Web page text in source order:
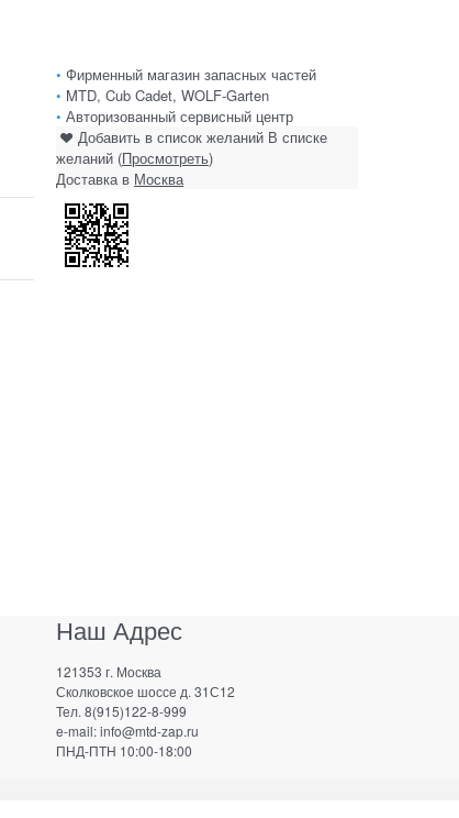
• Фирменный магазин запасных частей
• MTD, Cub Cadet, WOLF-Garten
• Авторизованный сервисный центр
Добавить в список желаний В списке
желаний (Просмотреть)
Доставка в Москва
Наш Адрес
121353 г. Москва
Сколковское шоссе д. 31С12
Тел. 8(915)122-8-999
e-mail: info@mtd-zap.ru
ПНД-ПТН 10:00-18:00